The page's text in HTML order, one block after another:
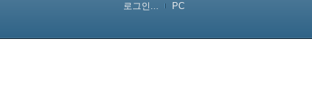
로그인... PC